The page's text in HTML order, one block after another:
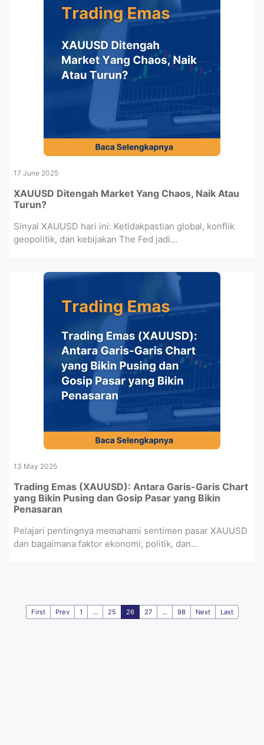
17 June 2025
XAUUSD Ditengah Market Yang Chaos, Naik Atau
Turun?
Sinyal XAUUSD hari ini: Ketidakpastian global, konflik
geopolitik, dan kebijakan The Fed jadi...
13 May 2025
Trading Emas (XAUUSD): Antara Garis-Garis Chart
yang Bikin Pusing dan Gosip Pasar yang Bikin
Penasaran
Pelajari pentingnya memahami sentimen pasar XAUUSD
dan bagaimana faktor ekonomi, politik, dan...
First Prev 1 ... 25 26 27 ... 98 Next Last